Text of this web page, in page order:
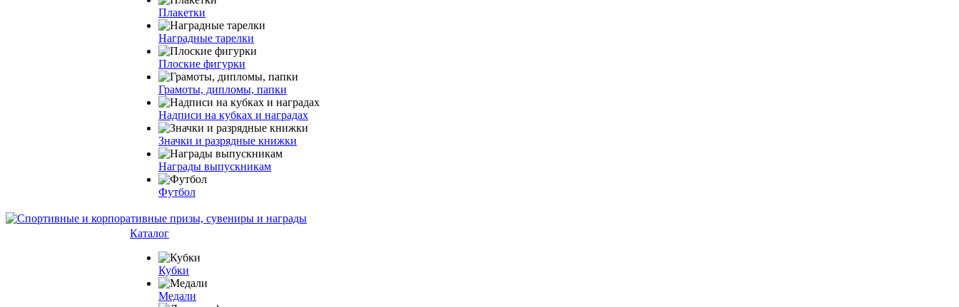
Плакетки
Наградные тарелки
Плоские фигурки
Грамоты, дипломы, папки
Надписи на кубках и наградах
Значки и разрядные книжки
Награды выпускникам
Футбол
Каталог
Кубки
Медали